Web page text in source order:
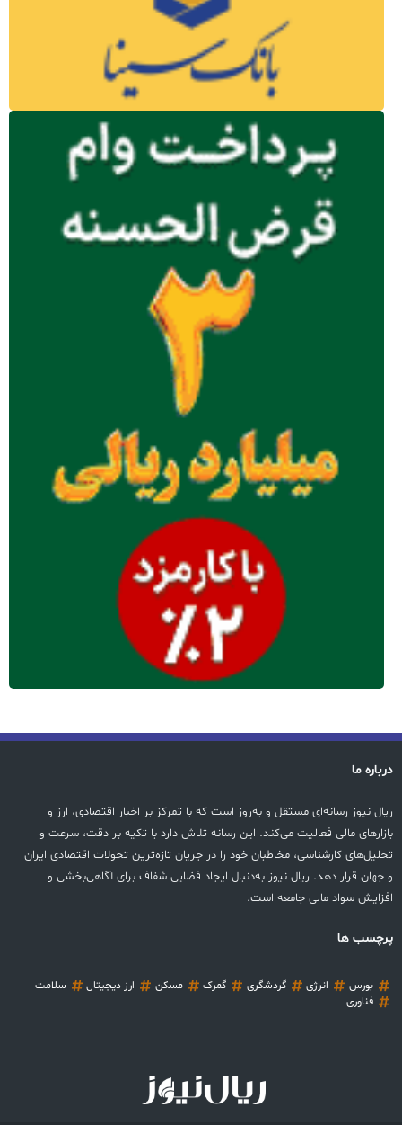
درباره ما
ریال نیوز رسانه‌ای مستقل و به‌روز است که با تمرکز بر اخبار اقتصادی، ارز و
بازارهای مالی فعالیت می‌کند. این رسانه تلاش دارد با تکیه بر دقت، سرعت و
تحلیل‌های کارشناسی، مخاطبان خود را در جریان تازه‌ترین تحولات اقتصادی ایران
و جهان قرار دهد. ریال نیوز به‌دنبال ایجاد فضایی شفاف برای آگاهی‌بخشی و
افزایش سواد مالی جامعه است.
پرچسب ها
بورس انرژی گردشگری گمرک مسکن ارز دیجیتال
سلامت
فناوری